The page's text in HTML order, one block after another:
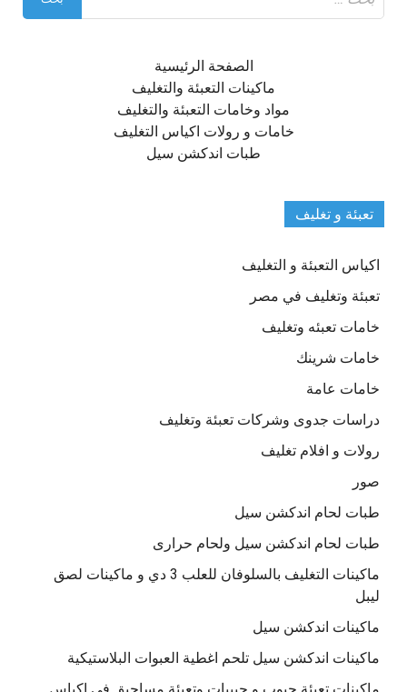
عن:
الصفحة الرئيسية
ماكينات التعبئة والتغليف
مواد وخامات التعبئة والتغليف
خامات و رولات اكياس التغليف
طبات اندكشن سيل
تعبئة و تغليف
اكياس التعبئة و التغليف
تعبئة وتغليف في مصر
خامات تعبئه وتغليف
خامات شرينك
خامات عامة
دراسات جدوى وشركات تعبئة وتغليف
رولات و افلام تغليف
صور
طبات لحام اندكشن سيل
طبات لحام اندكشن سيل ولحام حرارى
ماكينات التغليف بالسلوفان للعلب 3 دي و ماكينات لصق
ليبل
ماكينات اندكشن سيل
ماكينات اندكشن سيل تلحم اغطية العبوات البلاستيكية